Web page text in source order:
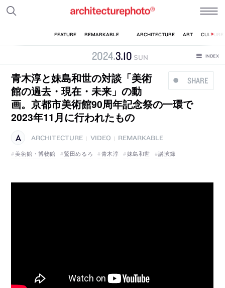
2024.3.10 SUN
SHARE
青木淳と妹島和世の対談「美術
館の過去・現在・未来」の動
画。京都市美術館90周年記念祭の一環で
2023年11月に行われたもの
ARCHITECTURE VIDEO
REMARKABLE
美術館・博物館
鷲田めるろ 青木淳 妹島和世 講演録